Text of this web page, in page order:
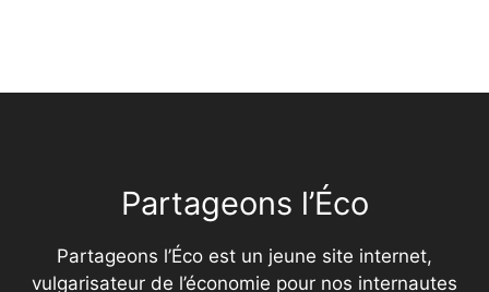
Partageons l’Éco
Partageons l’Éco est un jeune site internet,
vulgarisateur de l’économie pour nos internautes